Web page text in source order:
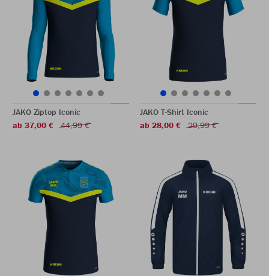
JAKO Ziptop Iconic
ab 37,00 €
44,99 €
JAKO T-Shirt Iconic
ab 28,00 €
29,99 €